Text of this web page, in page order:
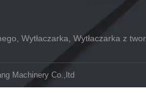
Wytłaczarka, Wytłaczarka z
Machinery Co.,ltd